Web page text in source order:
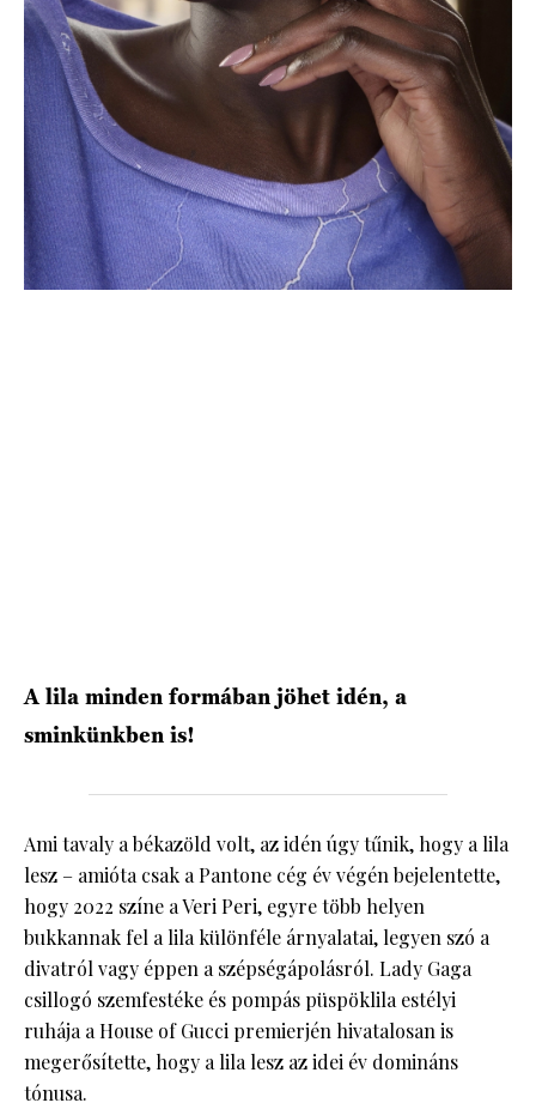
HÍRLEVÉL
A lila minden formában jöhet idén, a
sminkünkben is!
Ami tavaly a békazöld volt, az idén úgy tűnik, hogy a lila
lesz – amióta csak a Pantone cég év végén bejelentette,
hogy 2022 színe a Veri Peri, egyre több helyen
bukkannak fel a lila különféle árnyalatai, legyen szó a
divatról vagy éppen a szépségápolásról. Lady Gaga
csillogó szemfestéke és pompás püspöklila estélyi
ruhája a House of Gucci premierjén hivatalosan is
megerősítette, hogy a lila lesz az idei év domináns
tónusa.